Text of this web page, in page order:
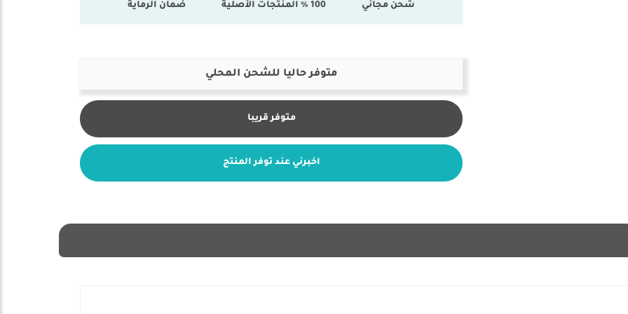
شحن مجاني 100 % المنتجات الأصلية ضمان الرماية
متوفر حاليا للشحن المحلي
متوفر قريبا
اخبرني عند توفر المنتج